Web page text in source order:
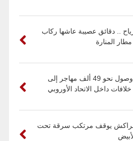
.. دقائق عصيبة عاشها ركاب
المنارة
فنلندا تدخل على الخط .. وصول نحو 49 ألف مهاجر إلى
داخل الاتحاد الأوروبي
مراكش يوقف مرتكب سرقة تحت